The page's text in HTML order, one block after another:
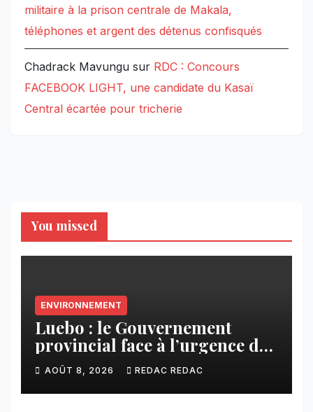
militaire à la prison centrale de Makala,
téléphones et argent des détenus confisqués
Chadrack Mavungu sur RDC : Concours
FACEBOOK LIGHT, une candidate du Kasaï
Central écartée pour tricherie
You missed
ENVIRONNEMENT
Luebo : le Gouvernement
provincial face à l’urgence des
érosions qui menacent la cité
AOÛT 8, 2026 REDAC REDAC